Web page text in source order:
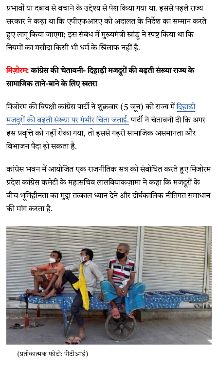
प्रभावों या दबाव से बचाने के उद्देश्य से पेश किया गया था. इससे पहले राज्य
सरकार ने कहा था कि एपीएफआरए को अदालत के निर्देश का सम्मान करते
हुए लागू किया जाएगा; इस संबंध में मुख्यमंत्री खांडू ने स्पष्ट किया था कि
नियमों का मसौदा किसी भी धर्म के खिलाफ नहीं है.
मिज़ोरम:कांग्रेस की चेतावनी- दिहाड़ी मजदूरों की बढ़ती संख्या राज्य के
सामाजिक ताने-बाने के लिए खतरा
मिजोरम की विपक्षी कांग्रेस पार्टी ने शुक्रवार (5 जून) को राज्य मेंदिहाड़ी
मजदूरों की बढ़ती संख्या पर गंभीर चिंता जताई. पार्टी ने चेतावनी दी कि अगर
इस प्रवृत्ति को नहीं रोका गया, तो इससे गहरी सामाजिक असमानता और
विभाजन पैदा हो सकता है.
कांग्रेस भवन में आयोजित एक राजनीतिक सत्र को संबोधित करते हुए मिजोरम
प्रदेश कांग्रेस कमेटी के महासचिव लालबियाकज़ामा ने कहा कि मजदूरों के
बीच भूमिहीनता का मुद्दा तत्काल ध्यान देने और दीर्घकालिक नीतिगत समाधान
की मांग करता है.
(प्रतीकात्मक फोटो: पीटीआई)